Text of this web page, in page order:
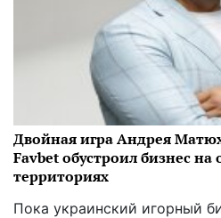
Двойная игра Андрея
Favbet обустроил бизнес
территориях
Пока украинский игорный